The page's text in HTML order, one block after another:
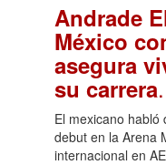
Andrade
México
asegura
su carrera
El mexicano habló
debut en la Arena
internacional en